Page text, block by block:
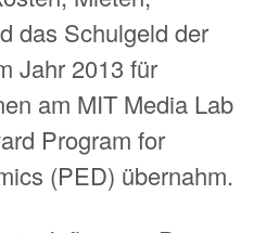
das Schulgeld der
Jahr 2013 für
am MIT Media Lab
Program for
(PED) übernahm.